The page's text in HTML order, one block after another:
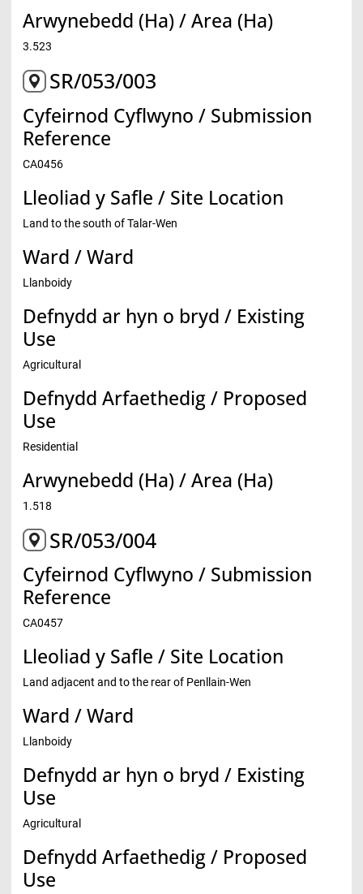
Arwynebedd (Ha) / Area (Ha)
3.523
SR/053/003
Cyfeirnod Cyflwyno / Submission
Reference
CA0456
Lleoliad y Safle / Site Location
Land to the south of Talar-Wen
Ward / Ward
Llanboidy
Defnydd ar hyn o bryd / Existing
Use
Agricultural
Defnydd Arfaethedig / Proposed
Use
Residential
Arwynebedd (Ha) / Area (Ha)
1.518
SR/053/004
Cyfeirnod Cyflwyno / Submission
Reference
CA0457
Lleoliad y Safle / Site Location
Land adjacent and to the rear of Penllain-Wen
Ward / Ward
Llanboidy
Defnydd ar hyn o bryd / Existing
Use
Agricultural
Defnydd Arfaethedig / Proposed
Use